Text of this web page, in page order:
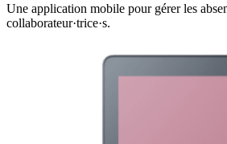
Une application mobile pour gérer les
collaborateur·trice·s.